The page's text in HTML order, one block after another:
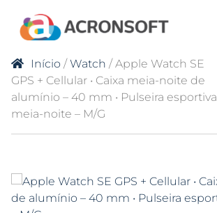
Início /Watch / Apple Watch SE
GPS + Cellular • Caixa meia-noite de
alumínio – 40 mm • Pulseira esportiva
meia-noite – M/G